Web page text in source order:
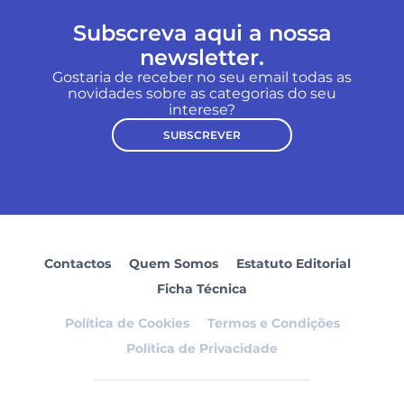
Subscreva aqui a nossa
newsletter.
Gostaria de receber no seu email todas as
novidades sobre as categorias do seu
interese?
SUBSCREVER
Contactos Quem Somos
Estatuto Editorial
Ficha Técnica
Política de Cookies
Termos e Condições
Política de Privacidade